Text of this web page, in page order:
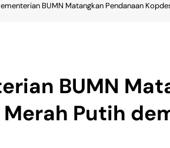
BUMN Matangkan Pendanaan
BUMN
Putih